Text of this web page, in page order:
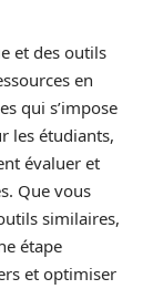
et des outils
en
qui s’impose
les étudiants,
évaluer et
Que vous
similaires,
étape
et optimiser